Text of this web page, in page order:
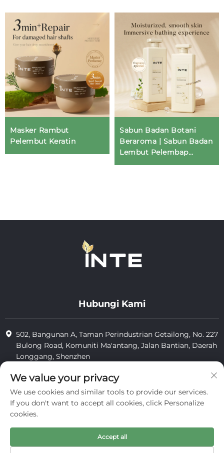
Masker Rambut
Pelembut Keratin
Sabun Badan Botani
Beraroma | Sabun Badan
Lembut Pelembap
OEM/ODM | Inte
Hubungi Kami
502, Bangunan A, Taman Perindustrian Getailong, No. 227
Bulong Road, Komuniti Ma'antang, Jalan Bantian, Daerah
Longgang, Shenzhen
+86-13823773549
[email protected]
privasi
We value your privacy
We use cookies and similar tools to provide our services.
If you don't want to accept all cookies, click Personalize
cookies.
Accept all